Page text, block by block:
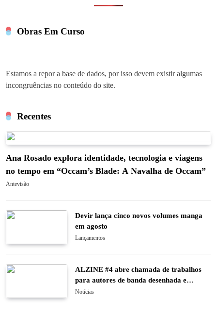
Obras Em Curso
Estamos a repor a base de dados, por isso devem existir algumas
incongruências no conteúdo do site.
Recentes
Ana Rosado explora identidade, tecnologia e viagens
no tempo em “Occam’s Blade: A Navalha de Occam”
Antevisão
Devir lança cinco novos volumes manga
em agosto
Lançamentos
ALZINE #4 abre chamada de trabalhos
para autores de banda desenhada e
ilustração
Notícias